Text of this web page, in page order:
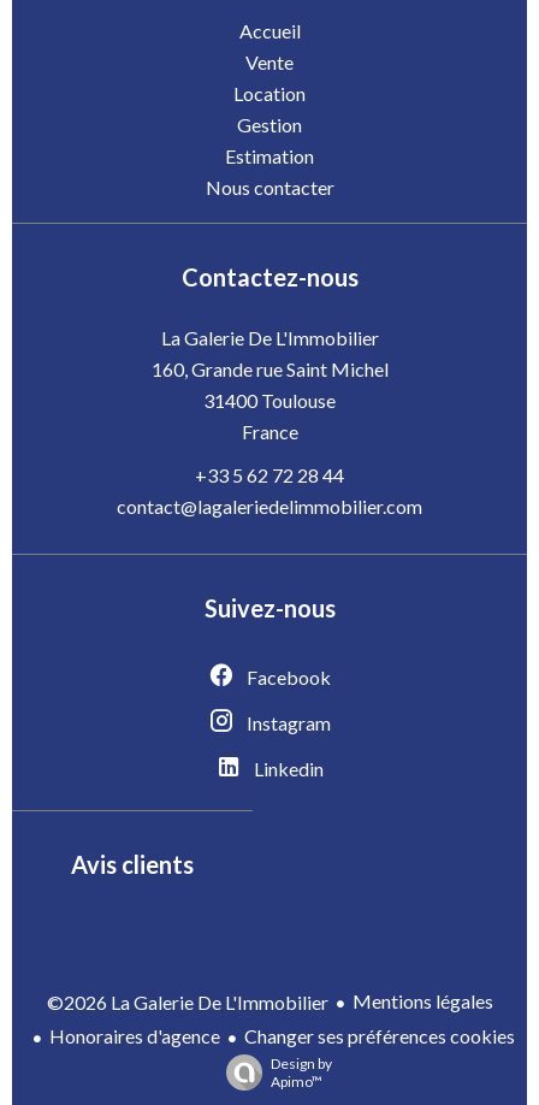
Accueil
Vente
Location
Gestion
Estimation
Nous contacter
Contactez-nous
La Galerie De L'Immobilier
160, Grande rue Saint Michel
31400Toulouse
France
+33 5 62 72 28 44
contact@lagaleriedelimmobilier.com
Suivez-nous
Facebook
Instagram
Linkedin
Avis clients
©2026 La Galerie De L'Immobilier
Mentions légales
Honoraires d'agence
Changer ses préférences cookies
Design by
Apimo™